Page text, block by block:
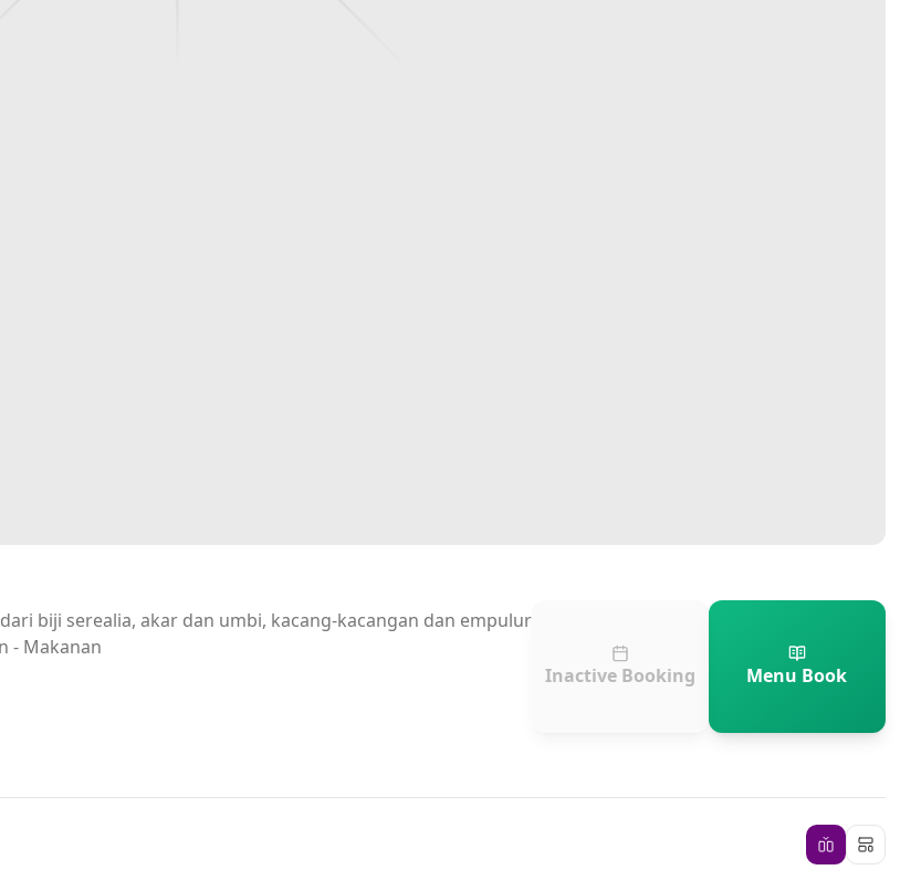
biji serealia, akar dan umbi, kacang-kacangan dan empulur
- Makanan
Inactive Booking Menu Book